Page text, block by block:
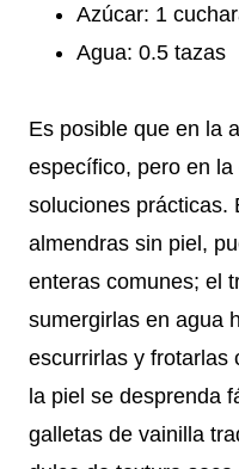
Azúcar: 1
Agua: 0.5 tazas
Es posible que en la
específico, pero en
soluciones prácticas.
almendras sin piel,
enteras comunes; el
sumergirlas en agua
escurrirlas y frotarlas
la piel se desprenda
galletas de vainilla